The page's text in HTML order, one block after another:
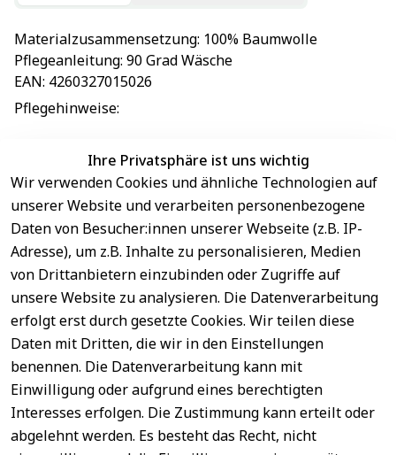
Materialzusammensetzung: 100% Baumwolle
Pflegeanleitung: 90 Grad Wäsche
EAN: 4260327015026
Pflegehinweise:
EU-Verantwortliche Person - klicken Sie für Details
Ihre Privatsphäre ist uns wichtig
Wir verwenden Cookies und ähnliche Technologien auf
unserer Website und verarbeiten personenbezogene
Daten von Besucher:innen unserer Webseite (z.B. IP-
Adresse), um z.B. Inhalte zu personalisieren, Medien
von Drittanbietern einzubinden oder Zugriffe auf
unsere Website zu analysieren. Die Datenverarbeitung
erfolgt erst durch gesetzte Cookies. Wir teilen diese
Daten mit Dritten, die wir in den Einstellungen
benennen. Die Datenverarbeitung kann mit
Einwilligung oder aufgrund eines berechtigten
Interesses erfolgen. Die Zustimmung kann erteilt oder
abgelehnt werden. Es besteht das Recht, nicht
Rechtliches
AGB
Impressum
Service
Kontakt
Registrieren
Sichere
Zahlungsar
ten